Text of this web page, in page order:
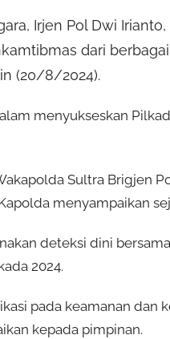
Irjen Pol Dwi Irianto,
dari
(20/8/2024).
menyukseskan
Sultra Brigjen
menyampaikan
deteksi dini
2024.
pada keamanan dan
kepada pimpinan.